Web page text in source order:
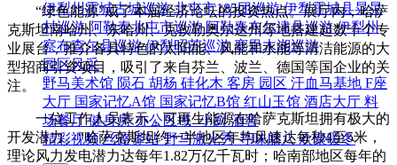
伊犁州霍城古城巡游 北屯市185团巡游 伊犁霍城县晃晃
村巡游 阿勒泰北屯市巡游 阿勒泰布尔津县巡游 伊犁州
察布查尔县巡游 伊犁昭苏巡游 赛里木湖巡游
园区风采
野马美术馆 陨石 胡杨 硅化木 客房 园区 汗血马基地 F座
大厅 国家记忆A馆 国家记忆B馆 红山玉馆 酒店大厅 料
场餐厅 健身房 办公区域 小厨 酒窖
精彩视频 丝路驿站·野马激光秀 寻味腊八 欢聚暖冬
“绿色能源”成了本届经济论坛的投资热点。展厅内，哈萨
克斯坦南哈州、东哈州、克孜勒奥尔达州等地搭建起数十个专
业展台，推介各具特色的太阳能、风能和水能等清洁能源的大
型招商引资项目，吸引了来自芬兰、波兰、德国等国企业的关
注。
一位工作人员表示，可再生能源在哈萨克斯坦拥有极大的
开发潜力。“哈萨克斯坦约一半地区年均风速达每秒4至5米，
理论风力发电潜力达每年1.82万亿千瓦时；哈南部地区每年的